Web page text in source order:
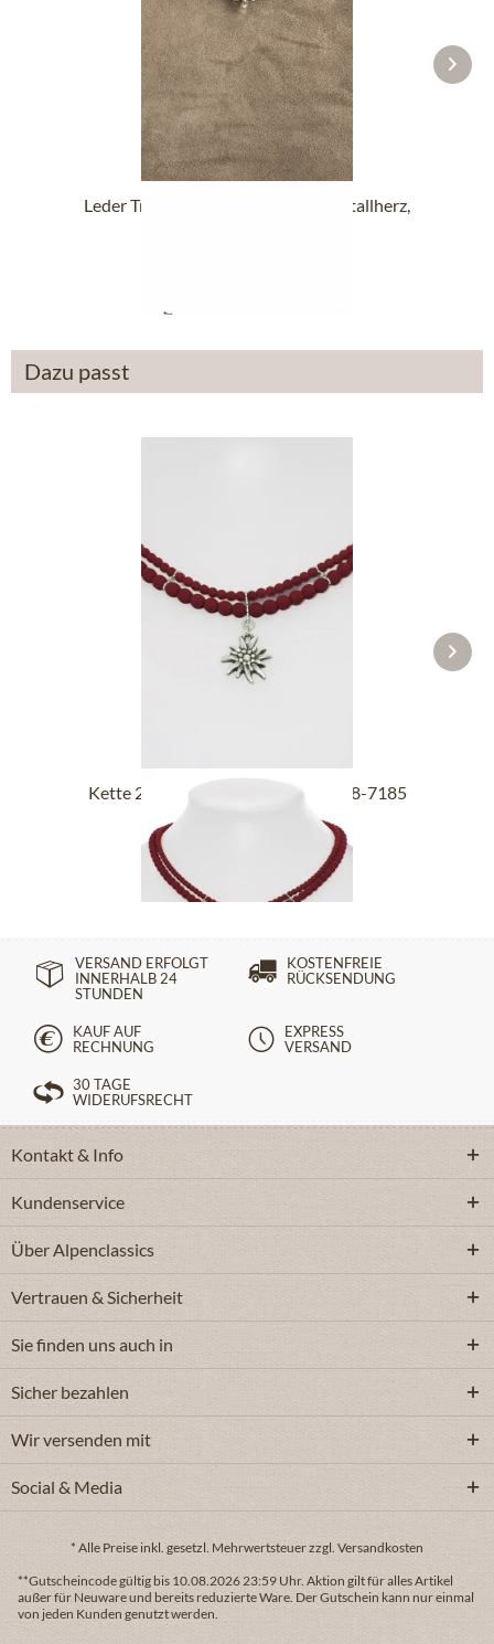
Leder Trachtentasche TA30540 Metallherz,
Dazu passt
Kette 2 reihig mit Edelweiß SCH008-7185
VERSAND ERFOLGT
INNERHALB 24
STUNDEN
KOSTENFREIE
RÜCKSENDUNG
KAUF AUF
RECHNUNG
EXPRESS
VERSAND
30 TAGE
WIDERUFSRECHT
Kontakt & Info
Kundenservice
Über Alpenclassics
Vertrauen & Sicherheit
Sie finden uns auch in
Sicher bezahlen
Wir versenden mit
Social & Media
* Alle Preise inkl. gesetzl. Mehrwertsteuer zzgl. Versandkosten
**Gutscheincode gültig bis 10.08.2026 23:59 Uhr. Aktion gilt für alles Artikel
außer für Neuware und bereits reduzierte Ware. Der Gutschein kann nur einmal
von jeden Kunden genutzt werden.